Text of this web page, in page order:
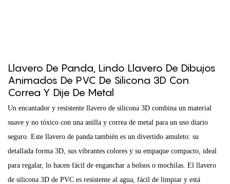
Llavero De Panda, Lindo Llavero De Dibujos
Animados De PVC De Silicona 3D Con
Correa Y Dije De Metal
Un encantador y resistente llavero de silicona 3D combina un material
suave y no tóxico con una anilla y correa de metal para un uso diario
seguro. Este llavero de panda también es un divertido amuleto: su
detallada forma 3D, sus vibrantes colores y su empaque compacto, ideal
para regalar, lo hacen fácil de enganchar a bolsos o mochilas. El llavero
de silicona 3D de PVC es resistente al agua, fácil de limpiar y está